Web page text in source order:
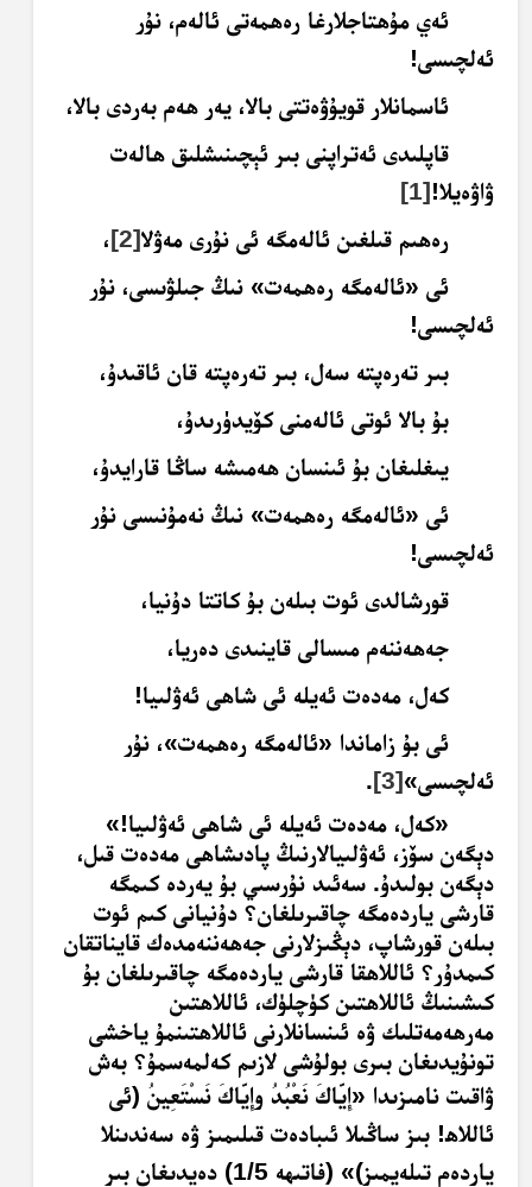
ئەي مۇھتاجلارغا رەھمەتى ئالەم، نۇر
ئەلچىسى!
ئاسمانلار قويۇۋەتتى بالا، يەر ھەم بەردى بالا،
قاپلىدى ئەتراپنى بىر ئېچىنىشلىق ھالەت
ۋاۋەيلا![1]
رەھىم قىلغىن ئالەمگە ئى نۇرى مەۋلا[2]،
ئى «ئالەمگە رەھمەت» نىڭ جىلۋىسى، نۇر
ئەلچىسى!
بىر تەرەپتە سەل، بىر تەرەپتە قان ئاقىدۇ،
بۇ بالا ئوتى ئالەمنى كۆيدۈرىدۇ،
يىغلىغان بۇ ئىنسان ھەمىشە ساڭا قارايدۇ،
ئى «ئالەمگە رەھمەت» نىڭ نەمۇنىسى نۇر
ئەلچىسى!
قورشالدى ئوت بىلەن بۇ كاتتا دۇنيا،
جەھەننەم مىسالى قاينىدى دەريا،
كەل، مەدەت ئەيلە ئى شاھى ئەۋلىيا!
ئى بۇ زاماندا «ئالەمگە رەھمەت»، نۇر
ئەلچىسى»[3]
.
«كەل، مەدەت ئەيلە ئى شاھى ئەۋلىيا!»
دېگەن سۆز، ئەۋلىيالارنىڭ پادىشاھى مەدەت قىل،
دېگەن بولىدۇ. سەئىد نۇرسىي بۇ يەردە كىمگە
قارشى ياردەمگە چاقىرىلغان؟ دۇنيانى كىم ئوت
بىلەن قورشاپ، دېڭىزلارنى جەھەننەمدەك قايناتقان
كىمدۇر؟ ئاللاھقا قارشى ياردەمگە چاقىرىلغان بۇ
كىشىنىڭ ئاللاھتىن كۈچلۈك، ئاللاھتىن
مەرھەمەتلىك ۋە ئىنسانلارنى ئاللاھتىنمۇ ياخشى
تونۇيدىغان بىرى بولۇشى لازىم كەلمەسمۇ؟ بەش
ۋاقىت نامىزىدا «إِياك نَعْبد وإِياك نستَعِين ُ (ئى
ئاللاھ! بىز ساڭىلا ئىبادەت قىلىمىز ۋە سەندىنلا
ياردەم تىلەيمىز)» (فاتىھە 1/5) دەيدىغان بىر